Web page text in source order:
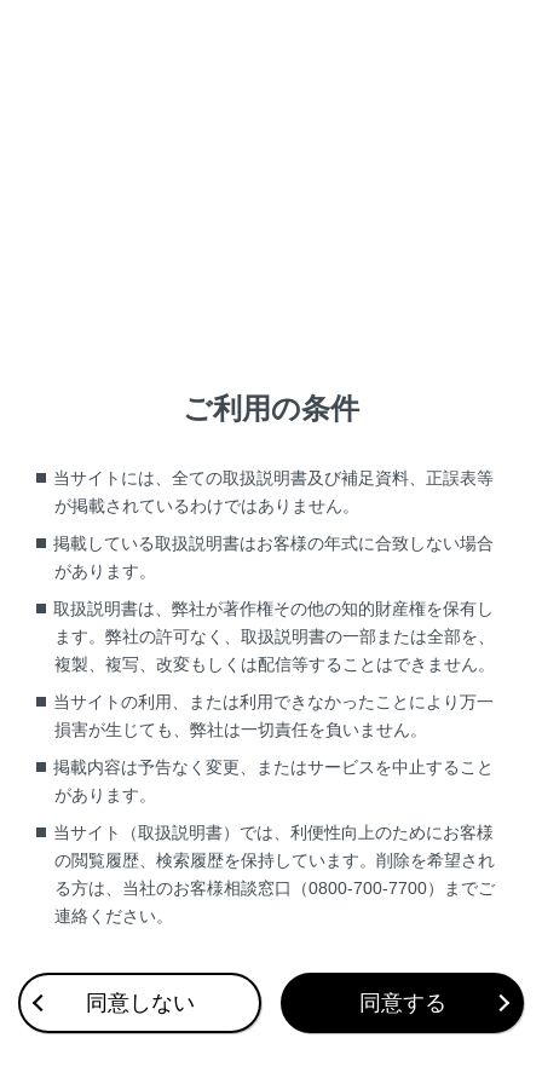
作動、不具合などにより、メモリーに保存されたデータ
などが変化、消失することがあります。
お客様がメモリーに保存されたデータについて、正常に
保存できなかった場合や損失した場合のデータの補償、
および直接または間接の損害に対して、当社は一切の責
任を負いません。あらかじめご了承ください。
合わせて見られているページ
マルチメディア取扱説明書
補機バッテリーの取りはずしについて
ご利用の条件
当サイトには、全ての取扱説明書及び補足資料、正誤表等
が掲載されているわけではありません。
掲載している取扱説明書はお客様の年式に合致しない場合
があります。
取扱説明書は、弊社が著作権その他の知的財産権を保有し
ます。弊社の許可なく、取扱説明書の一部または全部を、
複製、複写、改変もしくは配信等することはできません。
当サイトの利用、または利用できなかったことにより万一
損害が生じても、弊社は一切責任を負いません。
掲載内容は予告なく変更、またはサービスを中止すること
があります。
当サイト（取扱説明書）では、利便性向上のためにお客様
の閲覧履歴、検索履歴を保持しています。削除を希望され
る方は、当社のお客様相談窓口（0800-700-7700）までご
連絡ください。
同意しない 同意する